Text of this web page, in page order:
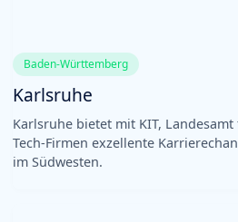
Baden-Württemberg
Karlsruhe
Karlsruhe bietet mit KIT,
Tech-Firmen exzellente
im Südwesten.